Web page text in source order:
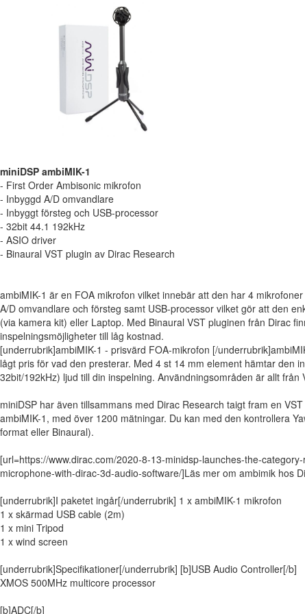
miniDSP ambiMIK-1
- First Order Ambisonic mikrofon
- Inbyggd A/D omvandlare
- Inbyggt försteg och USB-processor
- 32bit 44.1 192kHz
- ASIO driver
- Binaural VST plugin av Dirac Research
ambiMIK-1 är en FOA mikrofon vilket innebär att den har 4
A/D omvandlare och försteg samt USB-processor vilket gör att den
(via kamera kit) eller Laptop. Med Binaural VST pluginen från Dirac
inspelningsmöjligheter till låg kostnad.
[underrubrik]ambiMIK-1 - prisvärd FOA-mikrofon [/
lågt pris för vad den presterar. Med 4 st 14 mm element hämtar den
32bit/192kHz) ljud till din inspelning. Användningsområden är allt från
miniDSP har även tillsammans med Dirac Research taigt fram en
ambiMIK-1, med över 1200 mätningar. Du kan med den kontrollera
format eller Binaural).
[url=https://www.dirac.com/2020-8-13-minidsp-launches-the-
microphone-with-dirac-3d-audio-software/]Läs mer om ambimik hos
[underrubrik]I paketet ingår[/underrubrik] 1 x ambiMIK-1 mikrofon
1 x skärmad USB cable (2m)
1 x mini Tripod
1 x wind screen
[underrubrik]Specifikationer[/underrubrik] [b]USB Audio Controller[/b]
XMOS 500MHz multicore processor
[b]ADC[/b]